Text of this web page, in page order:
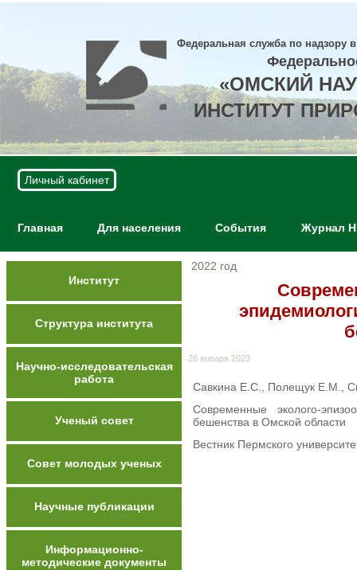
Федеральная служба по надзору
«ОМСКИЙ
ИНСТИТУТ
Личный кабинет
Главная Для населения События Журнал
Институт
Структура института
Научно-исследовательская
работа
Ученый совет
Совет молодых ученых
Научные публикации
Информационно-
методические документы
2022 год
26 января 2023
Савкина Е.С., Полещук Е.М.,
Современные эколого-
бешенства в Омской области
Вестник Пермского